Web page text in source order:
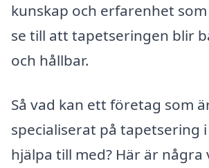
kunskap och erfarenhet
se till att tapetseringen blir
och hållbar.
Så vad kan ett företag som
specialiserat på tapetsering
hjälpa till med? Här är några